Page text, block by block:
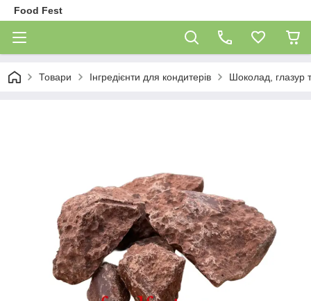
Food Fest
Товари Інгредієнти для кондитерів Шоколад, глазур